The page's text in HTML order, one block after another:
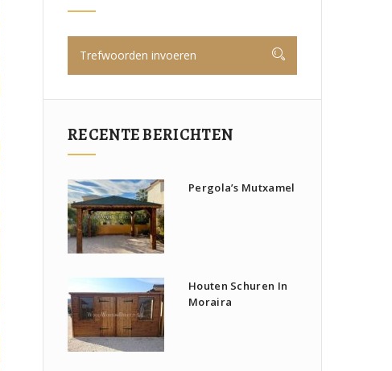
RECENTE BERICHTEN
Pergola’s Mutxamel
Houten Schuren In
Moraira